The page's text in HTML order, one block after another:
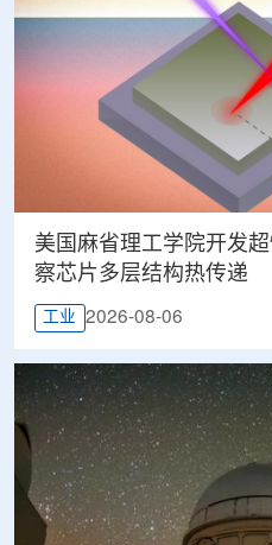
美国麻省理工学院开发
察芯片多层结构热传递
工业 2026-08-06